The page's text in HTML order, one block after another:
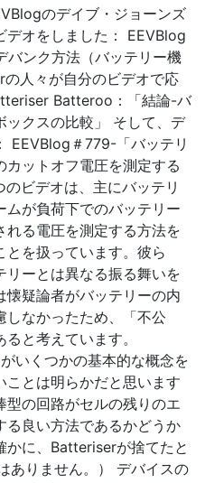
のデイブ・ジョーンズ
デオをしました： EEVBlog
バンク方法（バッテリー機
人々が自分のビデオで応
Batteroo：「結論-バ
ックスの比較」 そして、デ
EEVBlog＃779-「バッテリ
カットオフ電圧を測定する
ビデオは、主にバッテリ
ムが負荷下でのバッテリー
れる電圧を測定する方法を
とを扱っています。彼ら
リーとは異なる振る舞いを
懐疑論者がバッテリーの内
しなかったため、「不公
と考えています。
いくつかの基本的な概念を
ことは明らかだと思います
型の回路がセルの残りのエ
る良い方法であるかどうか
かに、Batteriserが捨てたと
ありません。） デバイスの